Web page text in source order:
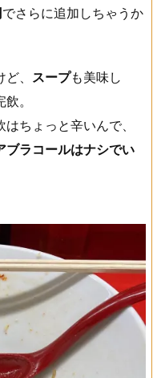
でさらに追加しちゃうか
、 スープも美味し
。
はちょっと辛いんで、
ブラコールはナシでい